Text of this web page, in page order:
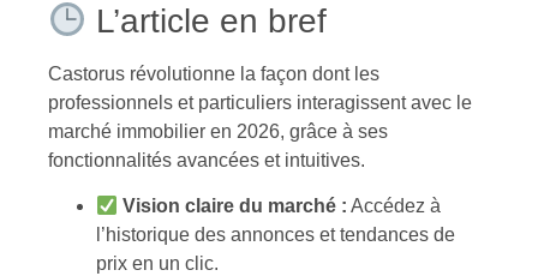
L’article en bref
Castorus révolutionne la façon dont les
professionnels et particuliers interagissent avec le
marché immobilier en 2026, grâce à ses
fonctionnalités avancées et intuitives.
Vision claire du marché : Accédez à
l’historique des annonces et tendances de
prix en un clic.